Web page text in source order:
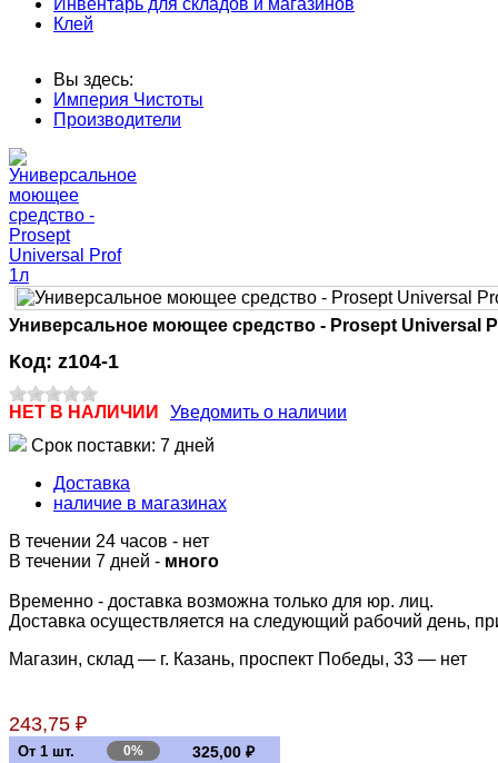
Клей
Вы здесь:
Империя Чистоты
Производители
Универсальное моющее средство - Prosept Universal
Код: z104-1
НЕТ В НАЛИЧИИ
Уведомить о наличии
Срок поставки: 7 дней
Доставка
наличие в магазинах
В течении 24 часов - нет
В течении 7 дней - много
Временно - доставка возможна только для юр. лиц.
Доставка осуществляется на следующий рабочий день,
Магазин, склад — г. Казань, проспект Победы, 33 — нет
243,75 ₽
От 1 шт. 0% 325,00 ₽